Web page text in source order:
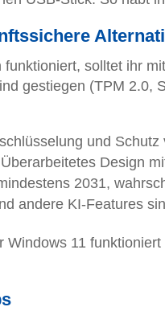
solltet ihr
gestiegen (TPM 2.0,
und
Design
2031,
andere KI-Features
Windows 11